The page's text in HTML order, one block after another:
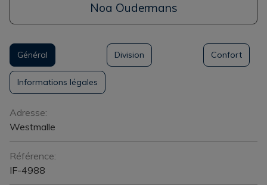
Noa Oudermans
Général Division Confort
Informations légales
Général
Adresse:
Westmalle
Référence:
IF-4988